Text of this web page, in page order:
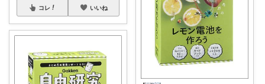
コレ いいね